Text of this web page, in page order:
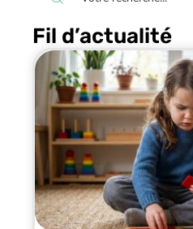
Fil d’actualité